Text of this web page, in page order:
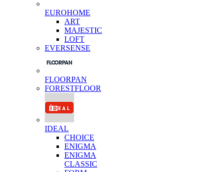
EUROHOME
ART
MAJESTIC
LOFT
EVERSENSE
FLOORPAN
FORESTFLOOR
IDEAL
CHOICE
ENIGMA
ENIGMA
CLASSIC